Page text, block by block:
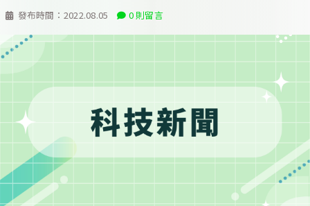
發布時間： 2022.08.05 0 則留言